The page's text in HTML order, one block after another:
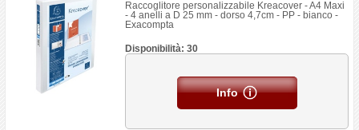
Raccoglitore personalizzabile Kreacover - A4 Maxi
- 4 anelli a D 25 mm - dorso 4,7cm - PP - bianco -
Exacompta
Disponibilità: 30
Info